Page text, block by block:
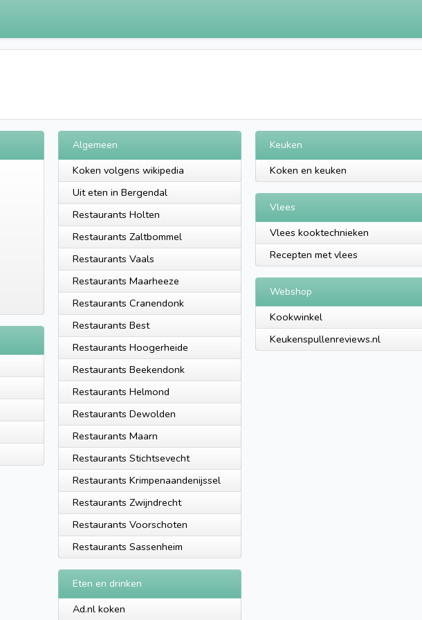
Algemeen
Koken volgens wikipedia
Uit eten in Bergendal
Restaurants Holten
Restaurants Zaltbommel
Restaurants Vaals
Restaurants Maarheeze
Restaurants Cranendonk
Restaurants Best
Restaurants Hoogerheide
Restaurants Beekendonk
Restaurants Helmond
Restaurants Dewolden
Restaurants Maarn
Restaurants Stichtsevecht
Restaurants Krimpenaandenijssel
Restaurants Zwijndrecht
Restaurants Voorschoten
Restaurants Sassenheim
Eten en drinken
Ad.nl koken
Keuken
Koken en keuken
Vlees
Vlees kooktechnieken
Recepten met vlees
Webshop
Kookwinkel
Keukenspullenreviews.nl